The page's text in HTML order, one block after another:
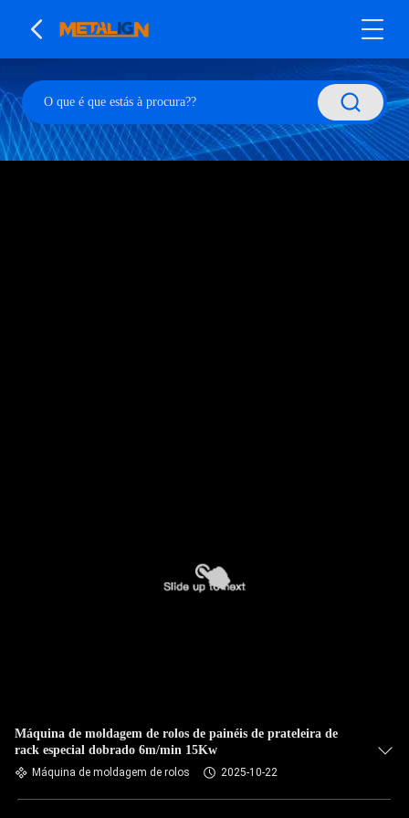
Máquina de moldagem de rolos de painéis de prateleira de
rack especial dobrado 6m/min 15Kw
Máquina de moldagem de rolos 2025-10-22